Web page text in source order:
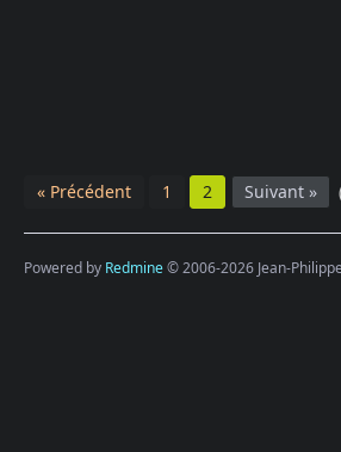
« Précédent 1 2 Suivant »
Powered by Redmine© 2006-2026 Jean-